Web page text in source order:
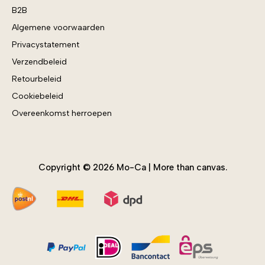
Kerst
Kids
Kunst
Mindfulness
Natuur
Nieuwste producten
Sale
Toebehoren
B2B
Algemene voorwaarden
Privacystatement
Verzendbeleid
Retourbeleid
Cookiebeleid
Overeenkomst herroepen
Copyright © 2026 Mo-Ca | More than canvas.